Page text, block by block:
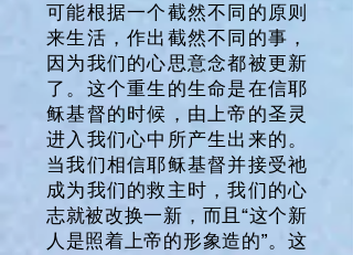
可能根据一个截然不同的原则
来生活，作出截然不同的事，
因为我们的心思意念都被更新
了。这个重生的生命是在信耶
稣基督的时候，由上帝的圣灵
进入我们心中所产生出来的。
当我们相信耶稣基督并接受祂
成为我们的救主时，我们的心
志就被改换一新，而且“这个新
人是照着上帝的形象造的”。这